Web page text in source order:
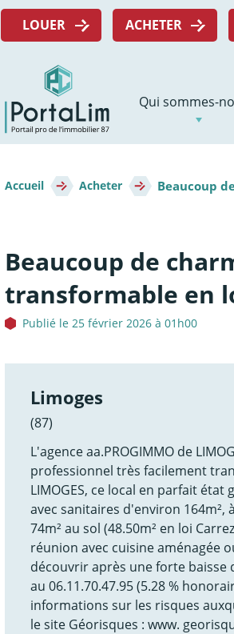
Menu
LOUER ACHETER
Navigation
principale
Qui sommes-
d'Ariane
Accueil Acheter Beaucoup
Beaucoup de
transformable en
Publié le 25 février 2026 à 01h00
Limoges
(87)
L'agence aa.PROGIMMO de
professionnel très facilement
LIMOGES, ce local en parfait
avec sanitaires d'environ
74m² au sol (48.50m² en loi
réunion avec cuisine aménagée
découvrir après une forte baisse
au 06.11.70.47.95 (5.28 %
informations sur les risques
le site Géorisques : www.